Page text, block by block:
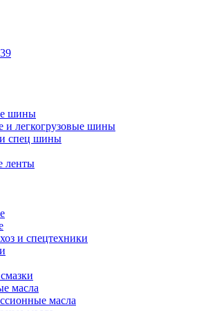
шины
и легкогрузовые шины
и спец шины
ленты
и спецтехники
масла
масла